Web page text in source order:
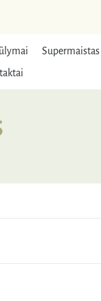
Supermaistas